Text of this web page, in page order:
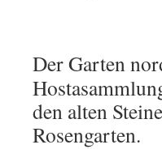
Der Garten
den alten
Rosengarten.